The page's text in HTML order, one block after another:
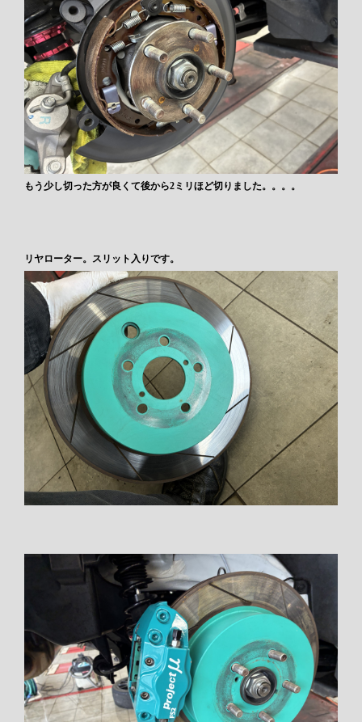
もう少し切った方が良くて後から2ミリほど切りました。。。。
リヤローター。スリット入りです。